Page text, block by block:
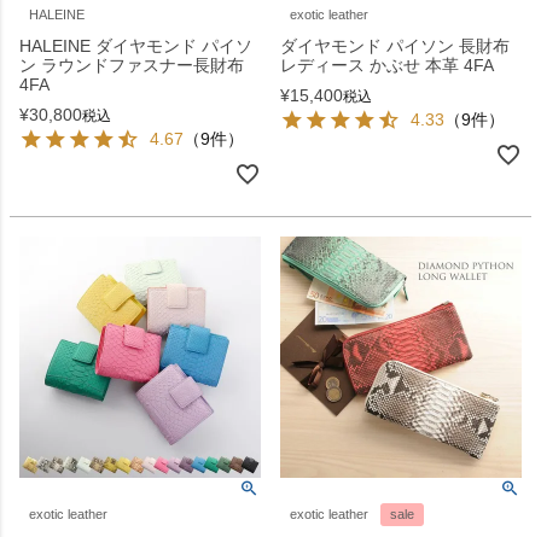
HALEINE
HALEINE ダイヤモンド パイソ
ン ラウンドファスナー長財布
4FA
¥30,800税込
4.67 （9件）
exotic leather
ダイヤモンド パイソン 長財布
レディース かぶせ 本革 4FA
¥15,400税込
4.33 （9件）
exotic leather exotic leather sale